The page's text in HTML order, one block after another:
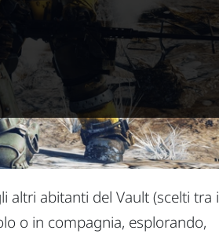
altri abitanti del Vault (scelti tra i
o in compagnia, esplorando,